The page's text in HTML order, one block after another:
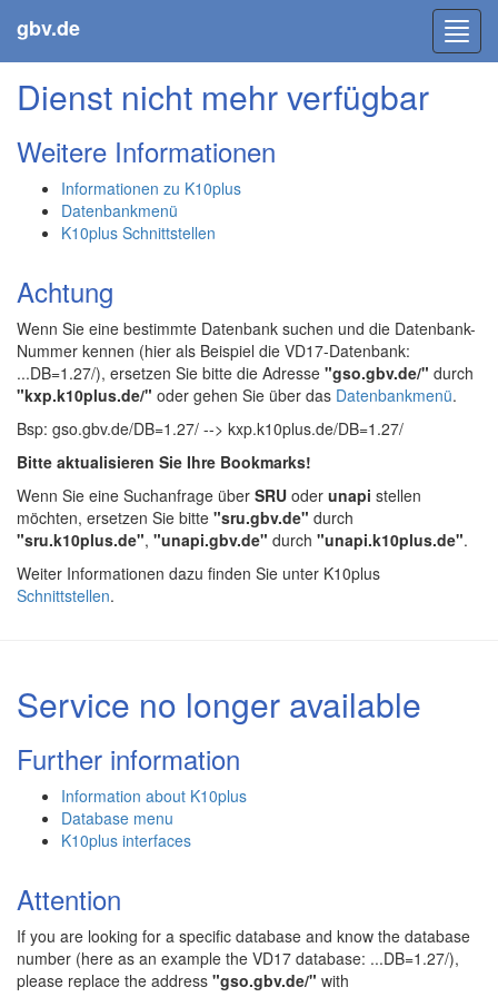
gbv.de
Dienst nicht mehr verfügbar
Weitere Informationen
Informationen zu K10plus
Datenbankmenü
K10plus Schnittstellen
Achtung
Wenn Sie eine bestimmte Datenbank suchen und die Datenbank-
Nummer kennen (hier als Beispiel die VD17-Datenbank:
...DB=1.27/), ersetzen Sie bitte die Adresse "gso.gbv.de/" durch
"kxp.k10plus.de/" oder gehen Sie über das Datenbankmenü.
Bsp: gso.gbv.de/DB=1.27/ --> kxp.k10plus.de/DB=1.27/
Bitte aktualisieren Sie Ihre Bookmarks!
Wenn Sie eine Suchanfrage über SRU oder unapi stellen
möchten, ersetzen Sie bitte "sru.gbv.de" durch
"sru.k10plus.de", "unapi.gbv.de" durch "unapi.k10plus.de".
Weiter Informationen dazu finden Sie unter K10plus
Schnittstellen.
Service no longer available
Further information
Information about K10plus
Database menu
K10plus interfaces
Attention
If you are looking for a specific database and know the database
number (here as an example the VD17 database: ...DB=1.27/),
please replace the address "gso.gbv.de/" with